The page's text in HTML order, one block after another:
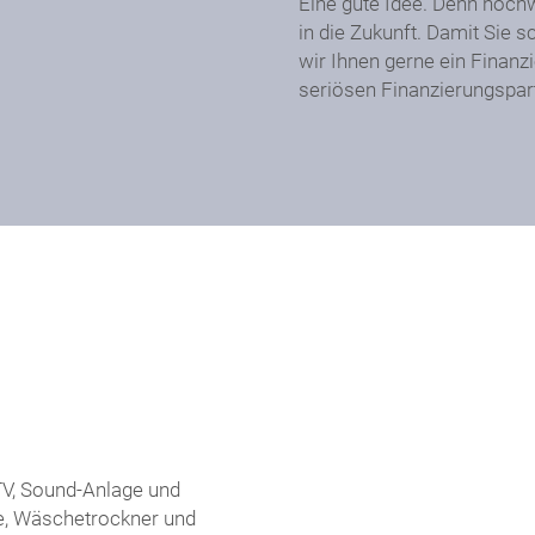
in die Zukunft. Damit Sie
wir Ihnen gerne ein
seriösen
Sound-Anlage und
Wäschetrockner und